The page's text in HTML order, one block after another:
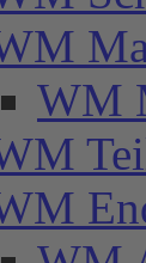
WM